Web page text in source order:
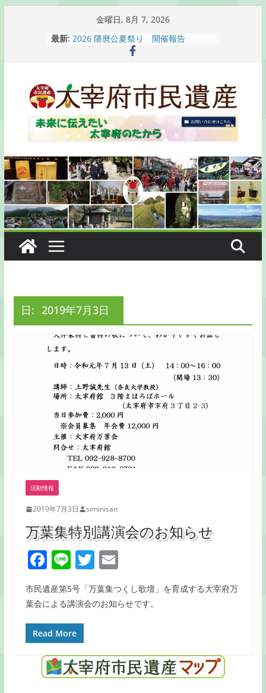
プ
金曜日, 8月 7, 2026
最新: 2026 隈麿公夏祭り 開催報告
通古賀歴史勉強会が開催されます
梅香苑夏まつり子どもみこし開催のお
知らせ
木うそ絵付け体験のお知らせ
日: 2019年7月3日
活動情報
2019年7月3日 siminisan
万葉集特別講演会のお知らせ
F
a
c
e
b
o
o
Li
n
e
T
w
itt
er
E
m
ai
l
市民遺産第5号「万葉集つくし歌壇」を育成する大宰府万
葉会による講演会のお知らせです。
Read More